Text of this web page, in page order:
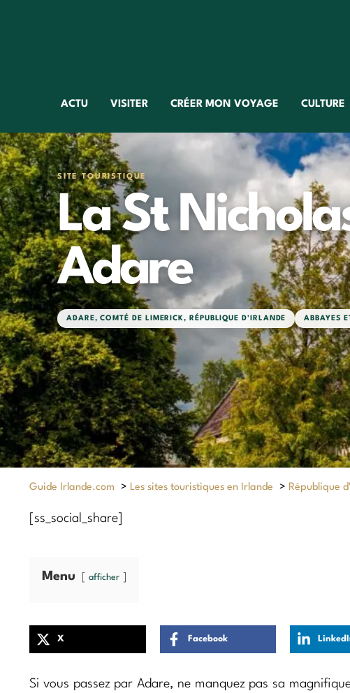
ACTU VISITER CRÉER MON VOYAGE CULTURE
SITE TOURISTIQUE
La St
Adare
ADARE,COMTÉ DE LIMERICK, RÉPUBLIQUE D'IRLANDE ABBAYES
Guide Irlande.com > Les sites touristiques en Irlande > République
[ss_social_share]
Menu afficher
X Facebook
Si vous passez par Adare, ne manquez pas sa